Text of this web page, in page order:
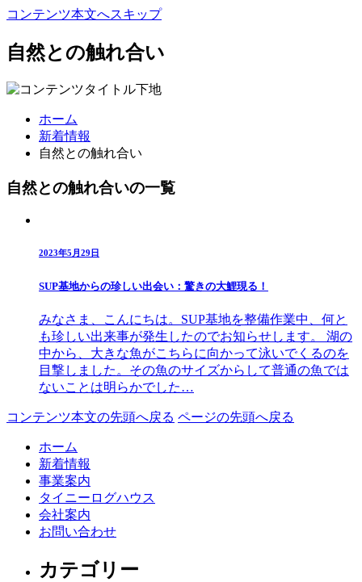
コンテンツ本文へスキップ
自然との触れ合い
ホーム
新着情報
自然との触れ合い
自然との触れ合いの一覧
2023年5月29日
SUP基地からの珍しい出会い：驚きの大鯉現る！
みなさま、こんにちは。SUP基地を整備作業中、何と
も珍しい出来事が発生したのでお知らせします。 湖の
中から、大きな魚がこちらに向かって泳いでくるのを
目撃しました。その魚のサイズからして普通の魚では
ないことは明らかでした…
コンテンツ本文の先頭へ戻る ページの先頭へ戻る
ホーム
新着情報
事業案内
タイニーログハウス
会社案内
お問い合わせ
カテゴリー